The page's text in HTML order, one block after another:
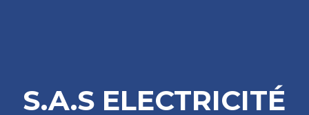
S.A.S ELECTRICITÉ